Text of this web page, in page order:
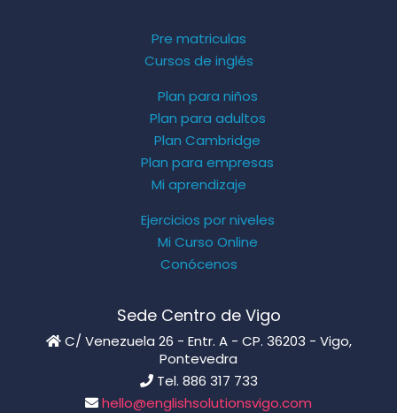
Pre matriculas
Cursos de inglés
Plan para niños
Plan para adultos
Plan Cambridge
Plan para empresas
Mi aprendizaje
Ejercicios por niveles
Mi Curso Online
Conócenos
Sede Centro de Vigo
C/ Venezuela 26 - Entr. A - CP. 36203 - Vigo,
Pontevedra
Tel. 886 317 733
hello@englishsolutionsvigo.com